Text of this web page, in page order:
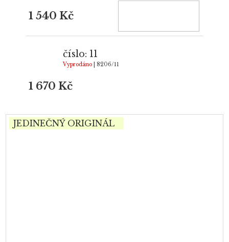
1 540 Kč
číslo: 11
Vyprodáno | 8206/11
1 670 Kč
JEDINEČNÝ ORIGINÁL